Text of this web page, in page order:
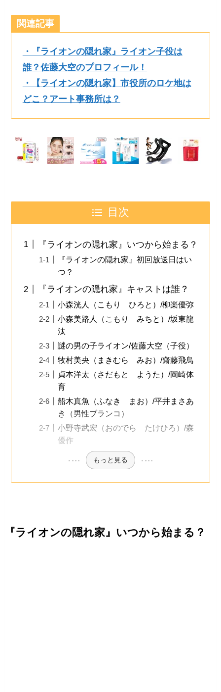
関連記事
・『ライオンの隠れ家』ライオン子役は
誰？佐藤大空のプロフィール！
・【ライオンの隠れ家】市役所のロケ地は
どこ？アート事務所は？
目次
『ライオンの隠れ家』いつから始まる？
『ライオンの隠れ家』初回放送日はい
つ？
『ライオンの隠れ家』キャストは誰？
小森洸人（こもり ひろと）/柳楽優弥
小森美路人（こもり みちと）/坂東龍
汰
謎の男の子ライオン/佐藤大空（子役）
牧村美央（まきむら みお）/齋藤飛鳥
貞本洋太（さだもと ようた）/岡崎体
育
船木真魚（ふなき まお）/平井まさあ
き（男性ブランコ）
小野寺武宏（おのでら たけひろ）/森
優作
もっと見る
『ライオンの隠れ家』いつから始まる？